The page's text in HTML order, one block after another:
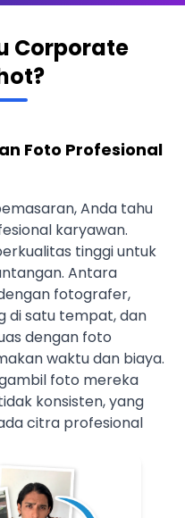
Corporate
Foto Profesional
Anda tahu
karyawan.
tinggi untuk
Antara
fotografer,
di satu tempat, dan
dengan foto
waktu dan biaya.
foto mereka
konsisten, yang
citra profesional